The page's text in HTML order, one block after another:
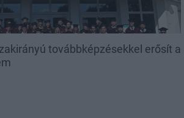
továbbképzésekkel erősít a